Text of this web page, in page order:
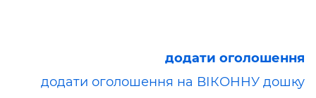
додати оголошення
додати оголошення на ВІКОННУ дошку